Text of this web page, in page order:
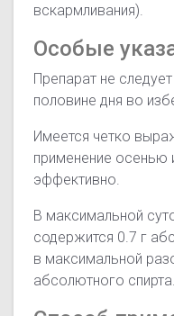
вскармливания).
Особые
Препарат не
половине дня во
Имеется четко
применение осенью
эффективно.
В максимальной
содержится 0.7 г
в максимальной
абсолютного спирта.